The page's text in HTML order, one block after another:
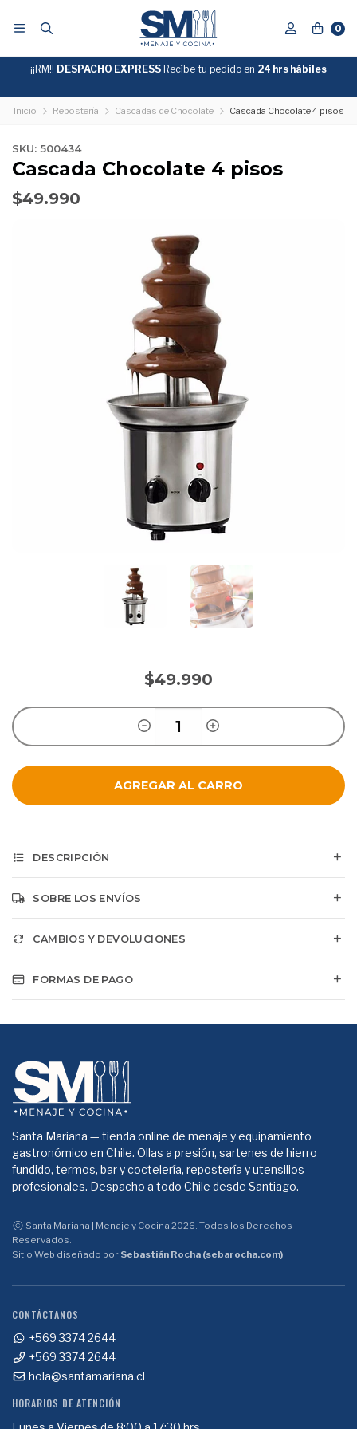
0
GRATIS
SOBRE
¡¡RM!! DESPACHO EXPRESS Recíbe tu pedido en 24 hrs hábiles
Inicio Repostería Cascadas de Chocolate Cascada Chocolate 4 pisos
SKU: 500434
Cascada Chocolate 4 pisos
$49.990
$49.990
AGREGAR AL CARRO
DESCRIPCIÓN
SOBRE LOS ENVÍOS
CAMBIOS Y DEVOLUCIONES
FORMAS DE PAGO
Santa Mariana — tienda online de menaje y equipamiento
gastronómico en Chile. Ollas a presión, sartenes de hierro
fundido, termos, bar y coctelería, repostería y utensilios
profesionales. Despacho a todo Chile desde Santiago.
Santa Mariana | Menaje y Cocina 2026. Todos los Derechos
Reservados.
Sitio Web diseñado por Sebastián Rocha (sebarocha.com)
CONTÁCTANOS
+569 3374 2644
+569 3374 2644
hola@santamariana.cl
HORARIOS DE ATENCIÓN